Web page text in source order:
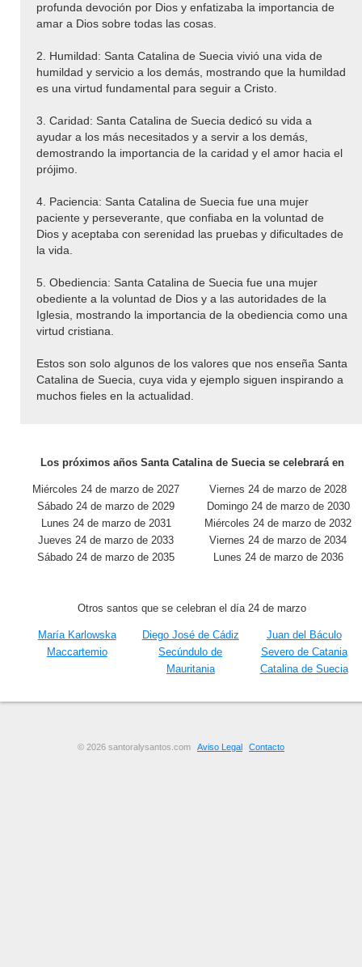
profunda devoción por Dios y enfatizaba la importancia de
amar a Dios sobre todas las cosas.
2. Humildad: Santa Catalina de Suecia vivió una vida de
humildad y servicio a los demás, mostrando que la humildad
es una virtud fundamental para seguir a Cristo.
3. Caridad: Santa Catalina de Suecia dedicó su vida a
ayudar a los más necesitados y a servir a los demás,
demostrando la importancia de la caridad y el amor hacia el
prójimo.
4. Paciencia: Santa Catalina de Suecia fue una mujer
paciente y perseverante, que confiaba en la voluntad de
Dios y aceptaba con serenidad las pruebas y dificultades de
la vida.
5. Obediencia: Santa Catalina de Suecia fue una mujer
obediente a la voluntad de Dios y a las autoridades de la
Iglesia, mostrando la importancia de la obediencia como una
virtud cristiana.
Estos son solo algunos de los valores que nos enseña Santa
Catalina de Suecia, cuya vida y ejemplo siguen inspirando a
muchos fieles en la actualidad.
Los próximos años Santa Catalina de Suecia se celebrará en
Miércoles 24 de marzo de 2027
Viernes 24 de marzo de 2028
Sábado 24 de marzo de 2029
Domingo 24 de marzo de 2030
Lunes 24 de marzo de 2031
Miércoles 24 de marzo de 2032
Jueves 24 de marzo de 2033
Viernes 24 de marzo de 2034
Sábado 24 de marzo de 2035
Lunes 24 de marzo de 2036
Otros santos que se celebran el día 24 de marzo
María Karlowska Diego José de Cádiz
Juan del Báculo
Maccartemio
Secúndulo de
Mauritania
Severo de Catania
Catalina de Suecia
© 2026 santoralysantos.com Aviso Legal Contacto